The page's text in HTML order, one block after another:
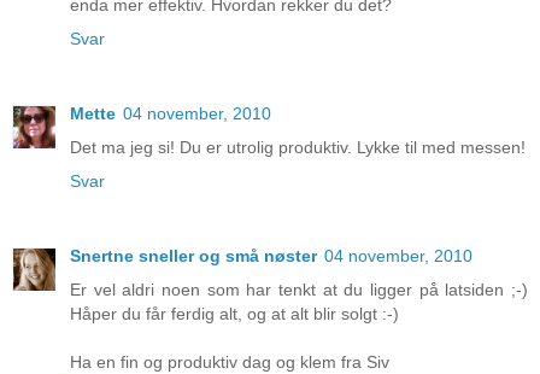
enda mer effektiv. Hvordan rekker du det?
Svar
Mette 04 november, 2010
Det ma jeg si! Du er utrolig produktiv. Lykke til med messen!
Svar
Snertne sneller og små nøster 04 november, 2010
Er vel aldri noen som har tenkt at du ligger på latsiden ;-)
Håper du får ferdig alt, og at alt blir solgt :-)
Ha en fin og produktiv dag og klem fra Siv